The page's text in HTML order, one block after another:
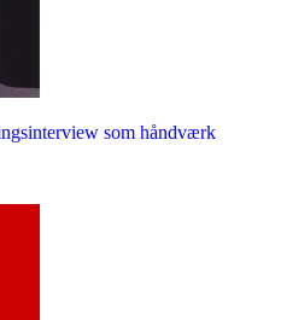
som håndværk